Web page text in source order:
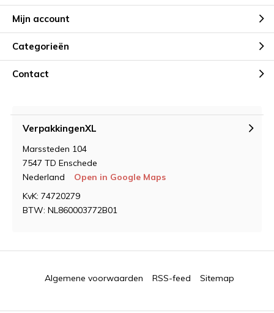
Mijn account
Categorieën
Contact
VerpakkingenXL
Marssteden 104
7547 TD Enschede
Nederland
Open in Google Maps
KvK: 74720279
BTW: NL860003772B01
Algemene voorwaarden RSS-feed Sitemap